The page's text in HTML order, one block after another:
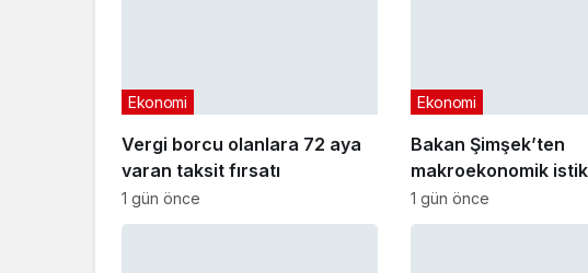
Vergi borcu olanlara 72 aya
varan taksit fırsatı
Ekonomi
1 gün önce
Bakan Şimşek’ten
makroekonomik
açıklaması
Ekonomi
1 gün önce